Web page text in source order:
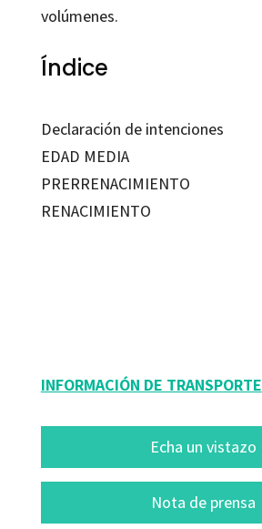
volúmenes.
Índice
Declaración de intenciones
EDAD MEDIA
PRERRENACIMIENTO
RENACIMIENTO
INFORMACIÓN DE TRANSPORTE
Echa un vistazo
Nota de prensa